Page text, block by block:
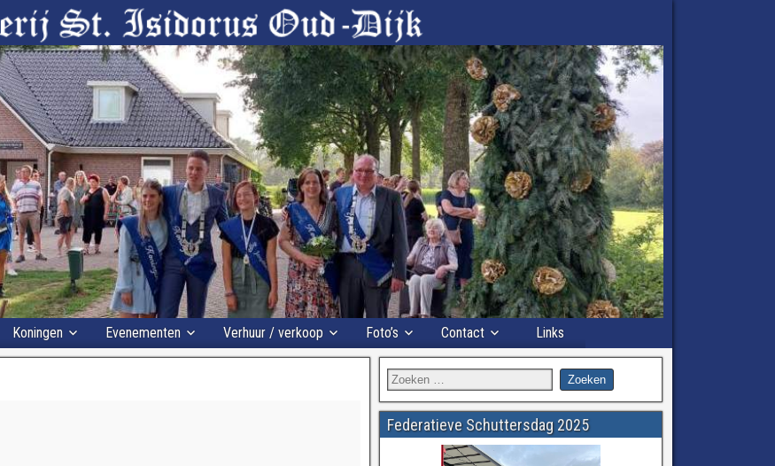
Koningen Evenementen Verhuur / verkoop Foto’s Contact Links
Federatieve Schuttersdag 2025